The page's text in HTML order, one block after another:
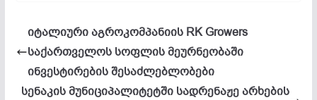
იტალიური აგროკომპანიის RK Growers
საქართველოს სოფლის მეურნეობაში
ინვესტირების შესაძლებლობები
სენაკის მუნიციპალიტეტში სადრენაჟე არხების